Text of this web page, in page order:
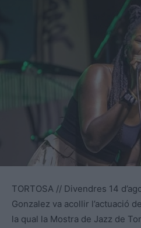
TORTOSA // Divendres 14
Gonzalez va acollir l’actuació
la qual la Mostra de Jazz de